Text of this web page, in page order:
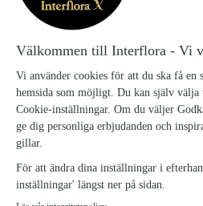
LILJEFAVORIT
Från 259 kr